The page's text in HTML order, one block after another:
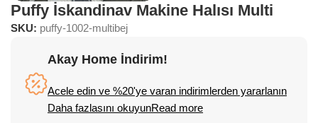
Puffy İskandinav Makine Halısı Multi
SKU: puffy-1002-multibej
Akay Home İndirim!
Acele edin ve %20'ye varan indirimlerden yararlanın
Daha fazlasını okuyunRead more